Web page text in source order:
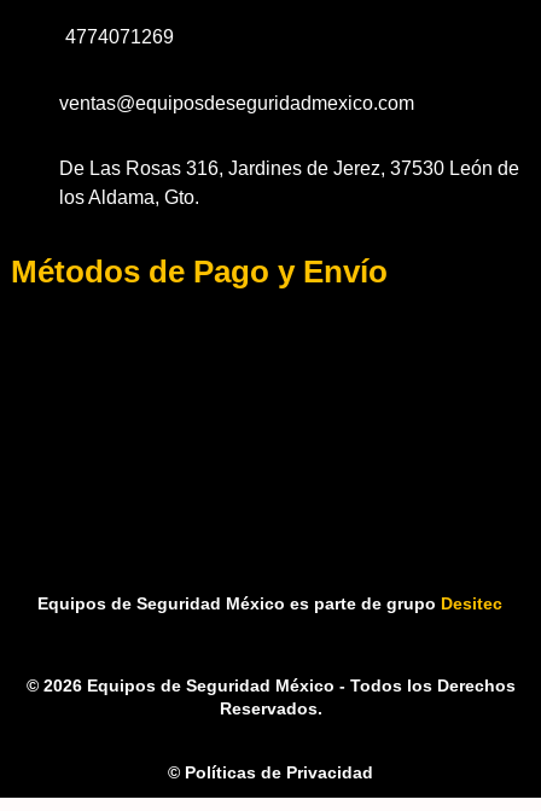
4774071269
ventas@equiposdeseguridadmexico.com
De Las Rosas 316, Jardines de Jerez, 37530 León de
los Aldama, Gto.
Métodos de Pago y Envío
Equipos de Seguridad México es parte de grupo Desitec
© 2026 Equipos de Seguridad México - Todos los Derechos
Reservados.
© Políticas de Privacidad